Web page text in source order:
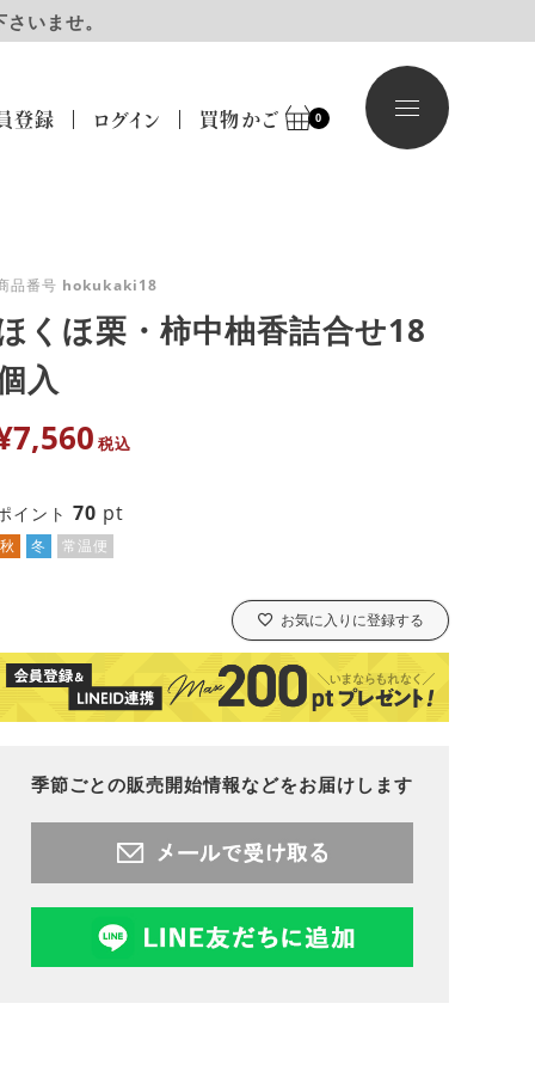
いませ。
登録 ログイン 買物かご 0
品番号 hokukaki18
くほ栗・柿中柚香詰合せ18
入
7,560 税込
イント 70 pt
秋 冬 常温便
お気に入りに登録する
季節ごとの販売開始情報などをお届けします